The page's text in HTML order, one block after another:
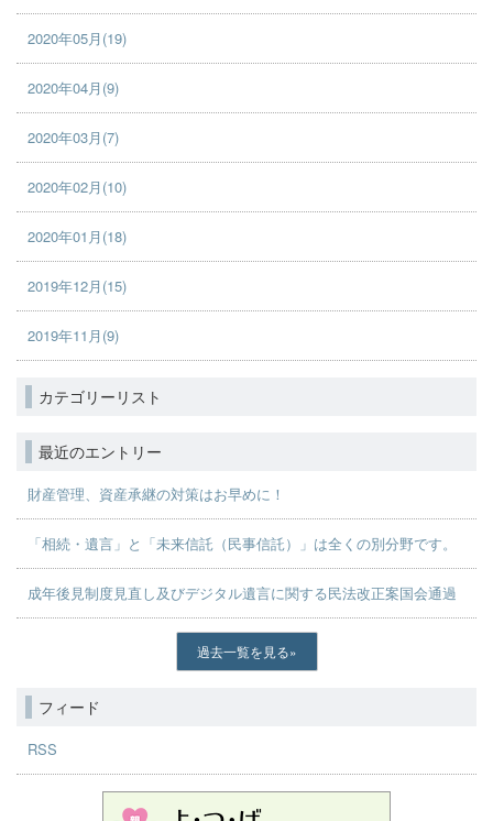
2020年05月(19)
2020年04月(9)
2020年03月(7)
2020年02月(10)
2020年01月(18)
2019年12月(15)
2019年11月(9)
カテゴリーリスト
最近のエントリー
財産管理、資産承継の対策はお早めに！
「相続・遺言」と「未来信託（民事信託）」は全くの別分野です。
成年後見制度見直し及びデジタル遺言に関する民法改正案国会通過
過去一覧を見る
フィード
RSS